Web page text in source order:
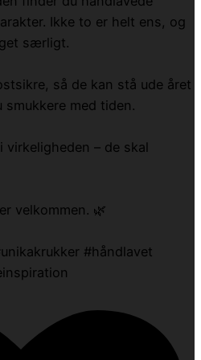
Ikke to er helt ens, og
særligt.
så de kan stå ude året
med tiden.
virkeligheden – de skal
velkommen. 🌿
#håndlavet